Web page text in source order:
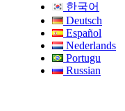
한국어
Deutsch
Español
Nederlands
Portugu
Russian